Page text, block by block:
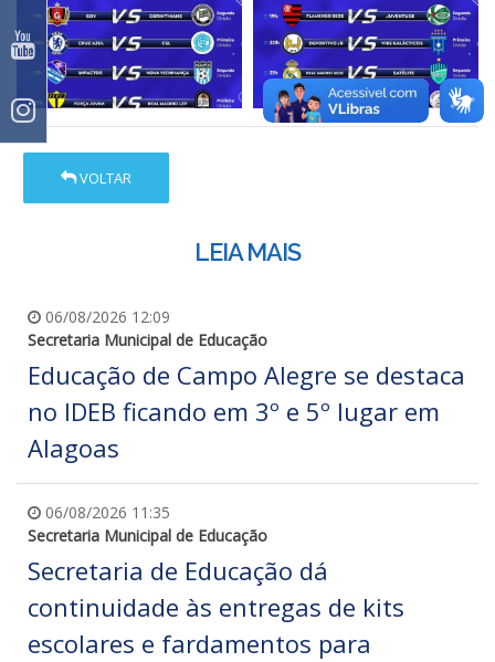
VOLTAR
LEIA MAIS
06/08/2026 12:09
Secretaria Municipal de Educação
Educação de Campo Alegre se destaca
no IDEB ficando em 3º e 5º lugar em
Alagoas
06/08/2026 11:35
Secretaria Municipal de Educação
Secretaria de Educação dá
continuidade às entregas de kits
escolares e fardamentos para